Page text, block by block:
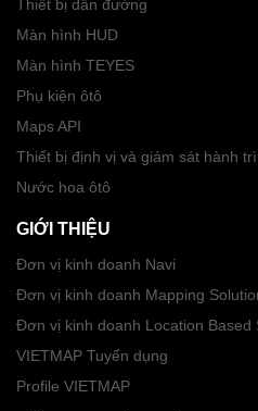
Thiết bị dẫn đường
Màn hình HUD
Màn hình TEYES
Phụ kiện ôtô
Maps API
Thiết bị định vị và giám sát hành
Nước hoa ôtô
GIỚI THIỆU
Đơn vị kinh doanh Navi
Đơn vị kinh doanh Mapping
Đơn vị kinh doanh Location Based
VIETMAP Tuyển dụng
Profile VIETMAP